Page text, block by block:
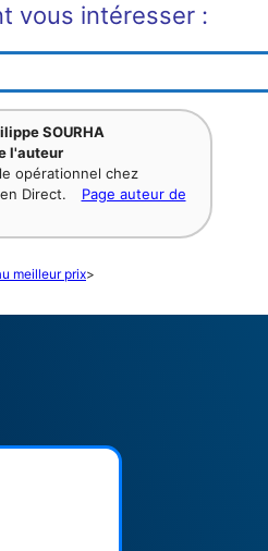
vous intéresser :
SOURHA
l'auteur
opérationnel chez
Direct.
Page auteur de
meilleur prix>